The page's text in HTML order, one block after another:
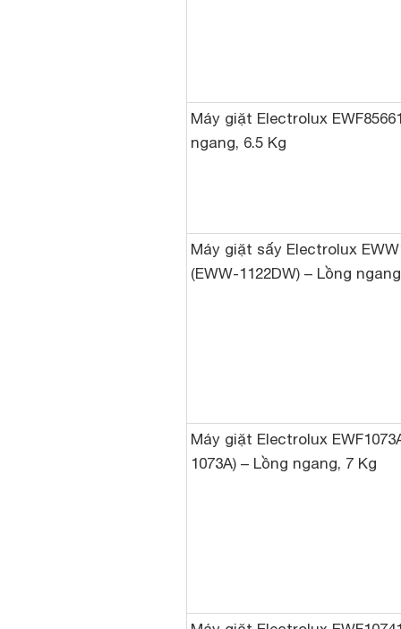
Máy giặt Electrolux
ngang, 6.5 Kg
Máy giặt sấy Electrolux
(EWW-1122DW) – Lồng
Máy giặt Electrolux
1073A) – Lồng ngang, 7 Kg